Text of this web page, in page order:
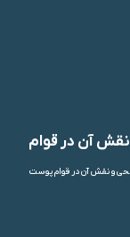
نقش آن در قوام